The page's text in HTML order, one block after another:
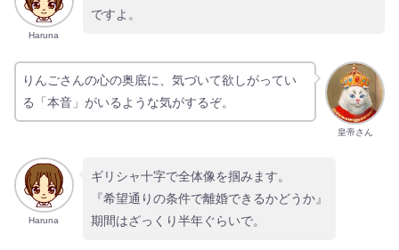
Haruna
ですよ。
皇帝さん
りんごさんの心の奥底に、気づいて欲しがってい
る「本音」がいるような気がするぞ。
Haruna
ギリシャ十字で全体像を掴みます。
『希望通りの条件で離婚できるかどうか』
期間はざっくり半年ぐらいで。